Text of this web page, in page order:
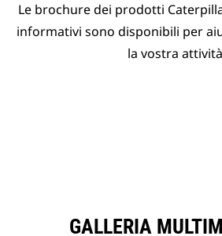
Le brochure dei prodotti
informativi sono disponibili per
la vostra
GALLERIA